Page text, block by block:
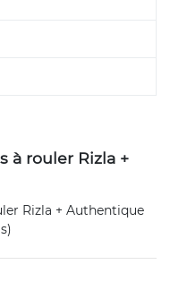
à rouler Rizla +
Rizla + Authentique